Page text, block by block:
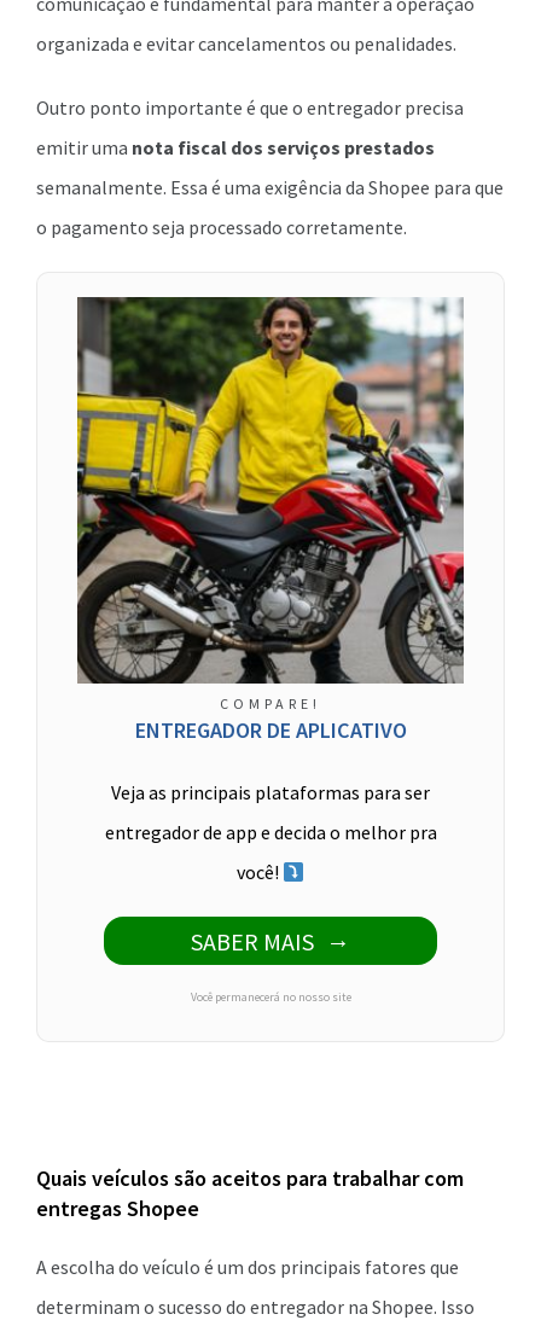
organizada e evitar cancelamentos ou penalidades.
Outro ponto importante é que o entregador precisa
emitir uma nota fiscal dos serviços prestados
semanalmente. Essa é uma exigência da Shopee para que
o pagamento seja processado corretamente.
COMPARE!
ENTREGADOR DE APLICATIVO
Veja as principais plataformas para ser
entregador de app e decida o melhor pra
você!
SABER MAIS
Você permanecerá no nosso site
Quais veículos são aceitos para trabalhar com
entregas Shopee
A escolha do veículo é um dos principais fatores que
determinam o sucesso do entregador na Shopee. Isso